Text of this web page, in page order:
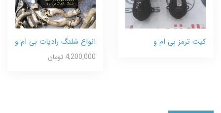
کیت ترمز بی ام و انواع شلنگ رادیات بی ام و
4,200,000 تومان